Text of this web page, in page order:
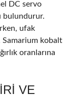
DC servo
bulundurur.
ufak
Samarium kobalt
oranlarına
VE